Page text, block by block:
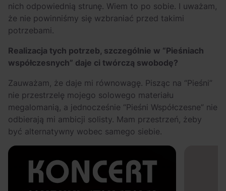
nich odpowiednią strunę. Wiem to po sobie. I uważam,
że nie powinniśmy się wzbraniać przed takimi
potrzebami.
Realizacja tych potrzeb, szczególnie w “Pieśniach
współczesnych” daje ci twórczą swobodę?
Zauważam, że daje mi równowagę. Pisząc na “Pieśni”
nie przestrzelę mojego solowego materiału
megalomanią, a jednocześnie “Pieśni Współczesne” nie
odbierają mi ambicji solisty. Mam przestrzeń, żeby
być alternatywny wobec samego siebie.